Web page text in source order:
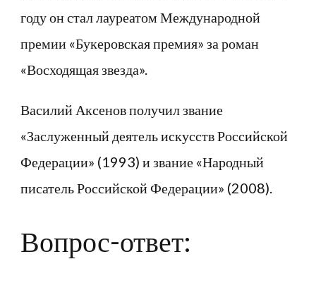
году он стал лауреатом Международной
премии «Букеровская премия» за роман
«Восходящая звезда».
Василий Аксенов получил звание
«Заслуженный деятель искусств Российской
Федерации» (1993) и звание «Народный
писатель Российской Федерации» (2008).
Вопрос-ответ: